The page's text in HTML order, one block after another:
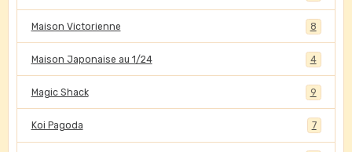
Maison Victorienne 8
Maison Japonaise au 1/24 4
Magic Shack 9
Koi Pagoda 7